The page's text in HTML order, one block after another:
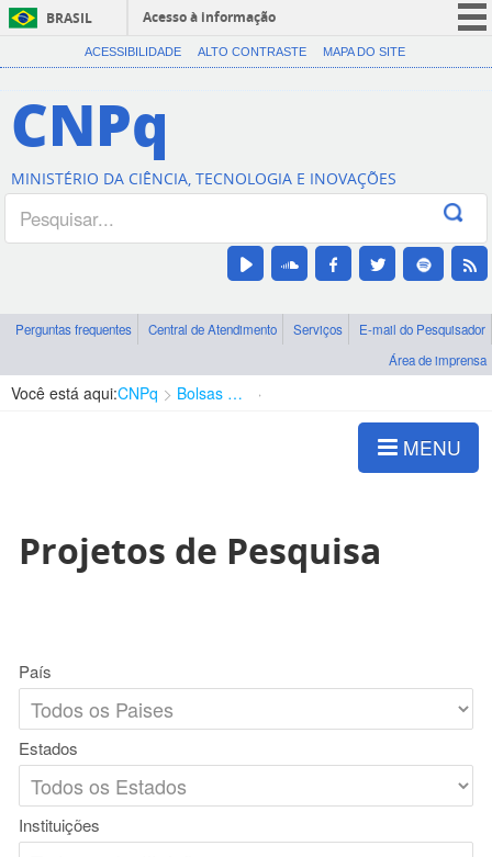
BRASIL
Acesso à informação
CORONAVÍRUS (COVID-19)
Canais
ACESSIBILIDADE ALTO CONTRASTE MAPA DO SITE
CNPq
MINISTÉRIO DA CIÊNCIA, TECNOLOGIA E INOVAÇÕES
Perguntas frequentes Central de Atendimento Serviços
E-mail do Pesquisador
Área de imprensa
Você está aqui:CNPq Bolsas e Auxílios Vigentes
MENU
Projetos de Pesquisa
País
Estados
Instituições